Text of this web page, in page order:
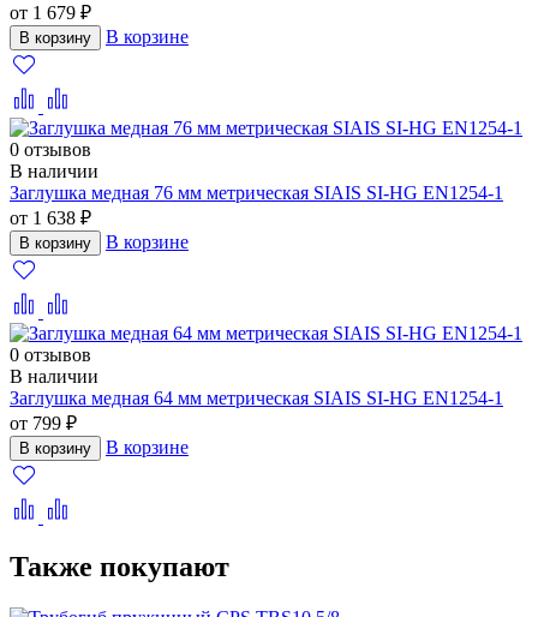
от 1 679 ₽
В корзину В корзине
0 отзывов
В наличии
Заглушка медная 76 мм метрическая SIAIS SI-HG EN1254-1
от 1 638 ₽
В корзину В корзине
0 отзывов
В наличии
Заглушка медная 64 мм метрическая SIAIS SI-HG EN1254-1
от 799 ₽
В корзину В корзине
Также покупают